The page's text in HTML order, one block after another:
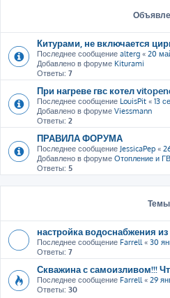
Китурами, не включается
Последнее сообщение alterg « 20
Добавлено в форуме Kiturami
Ответы: 7
При нагреве гвс котел
Последнее сообщение LouisPit « 13
Добавлено в форуме Viessmann
Ответы: 2
ПРАВИЛА ФОРУМА
Последнее сообщение JessicaPep «
Добавлено в форуме Отопление и
Ответы: 5
Темы
настройка водоснабжения
Последнее сообщение Farrell« 30
Ответы: 7
Скважина с самоизливом!!!
Последнее сообщение Farrell« 29
Ответы: 30